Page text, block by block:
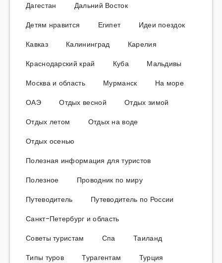
Дагестан
Дальний Восток
Детям нравится
Египет
Идеи поездок
Кавказ
Калининград
Карелия
Краснодарский край
Куба
Мальдивы
Москва и область
Мурманск
На море
ОАЭ
Отдых весной
Отдых зимой
Отдых летом
Отдых на воде
Отдых осенью
Полезная информация для туристов
Полезное
Проводник по миру
Путеводитель
Путеводитель по России
Санкт-Петербург и область
Советы туристам
Спа
Таиланд
Типы туров
Турагентам Турция